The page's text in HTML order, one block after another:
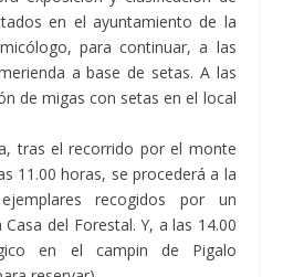
en el ayuntamiento de la
para continuar, a las
a base de setas. A las
de migas con setas en el local
tras el recorrido por el monte
11.00 horas, se procederá a la
recogidos por un
del Forestal. Y, a las 14.00
en el campin de Pigalo